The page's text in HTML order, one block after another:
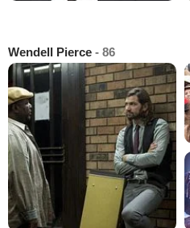
Wendell Pierce - 86